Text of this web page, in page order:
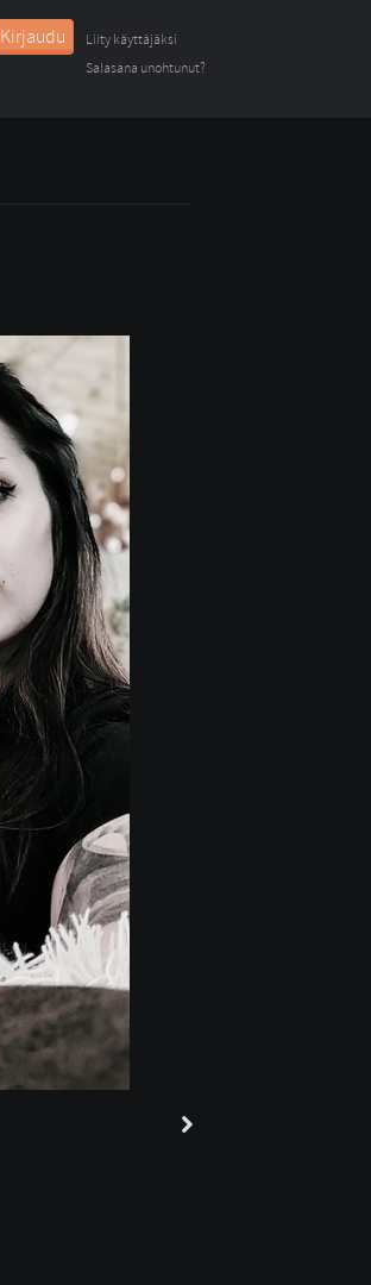
Kirjaudu
Liity käyttäjäksi
Salasana unohtunut?